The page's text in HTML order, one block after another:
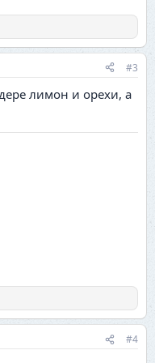
#3
лимон и орехи, а
#4